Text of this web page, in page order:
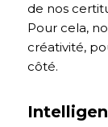
de nos
Pour cela,
créativité,
côté.